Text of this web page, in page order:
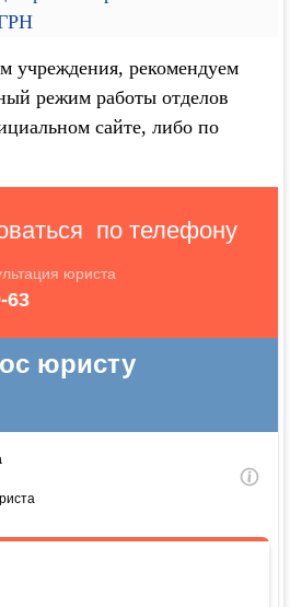
учреждения, рекомендуем
режим работы отделов
сайте, либо по